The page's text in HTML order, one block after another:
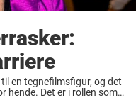
en tegnefilmsfigur, og det
hende. Det er i rollen som